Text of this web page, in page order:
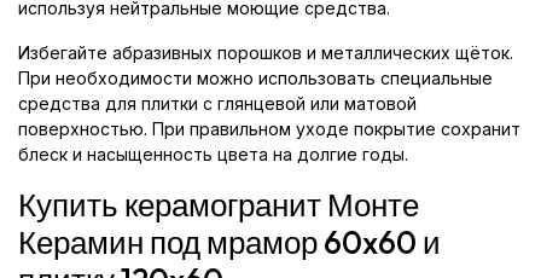
используя нейтральные моющие средства.
Избегайте абразивных порошков и металлических щёток.
При необходимости можно использовать специальные
средства для плитки с глянцевой или матовой
поверхностью. При правильном уходе покрытие сохранит
блеск и насыщенность цвета на долгие годы.
Купить керамогранит Монте
Керамин под мрамор 60x60 и